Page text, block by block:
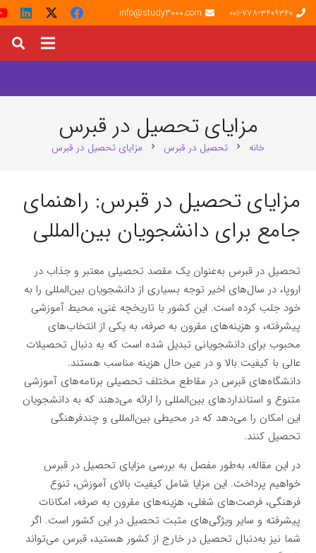
001-778-3409340
info@study3000.com
مزایای تحصیل در قبرس
خانه chevron_right تحصیل در قبرس chevron_right مزایای تحصیل در قبرس
مزایای تحصیل در قبرس: راهنمای
جامع برای دانشجویان بین‌المللی
تحصیل در قبرس به‌عنوان یک مقصد تحصیلی معتبر و جذاب در
اروپا، در سال‌های اخیر توجه بسیاری از دانشجویان بین‌المللی را به
خود جلب کرده است. این کشور با تاریخچه غنی، محیط آموزشی
پیشرفته، و هزینه‌های مقرون به صرفه، به یکی از انتخاب‌های
محبوب برای دانشجویانی تبدیل شده است که به دنبال تحصیلات
عالی با کیفیت بالا و در عین حال هزینه مناسب هستند.
دانشگاه‌های قبرس در مقاطع مختلف تحصیلی برنامه‌های آموزشی
متنوع و استانداردهای بین‌المللی را ارائه می‌دهند که به دانشجویان
این امکان را می‌دهد که در محیطی بین‌المللی و چندفرهنگی
تحصیل کنند.
در این مقاله، به‌طور مفصل به بررسی مزایای تحصیل در قبرس
خواهیم پرداخت. این مزایا شامل کیفیت بالای آموزش، تنوع
فرهنگی، فرصت‌های شغلی، هزینه‌های مقرون به صرفه، امکانات
پیشرفته و سایر ویژگی‌های مثبت تحصیل در این کشور است. اگر
شما نیز به‌دنبال تحصیل در خارج از کشور هستید، قبرس می‌تواند